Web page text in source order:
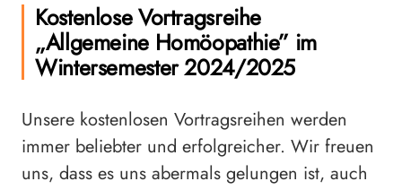
Kostenlose Vortragsreihe
„Allgemeine Homöopathie” im
Wintersemester 2024/2025
Unsere kostenlosen Vortragsreihen werden
immer beliebter und erfolgreicher. Wir freuen
uns, dass es uns abermals gelungen ist, auch